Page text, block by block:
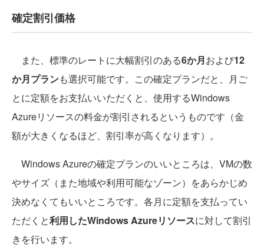
確定割引価格
また、標準のレートに大幅割引のある6か月および12
か月プランも選択可能です。この確定プランだと、月ご
とに定額をお支払いいただくと、使用するWindows
Azureリソースの料金が割引されるというものです（金
額が大きくなるほど、割引率が高くなります）。
Windows Azureの確定プランのいいところは、VMの数
やサイズ（また地域や利用可能なゾーン）をあらかじめ
決めなくてもいいところです。各月に定額を支払ってい
ただくと利用したWindows Azureリソースに対して割引
きを行います。